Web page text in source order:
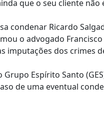
que o seu cliente
condenar Ricardo
o advogado
imputações dos crimes
Espírito Santo
de uma eventual